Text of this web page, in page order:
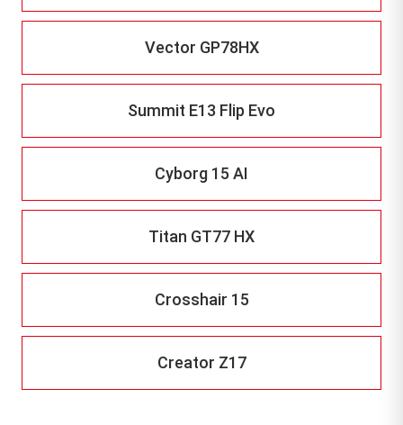
Vector GP78HX
Summit E13 Flip Evo
Cyborg 15 AI
Titan GT77 HX
Crosshair 15
Creator Z17